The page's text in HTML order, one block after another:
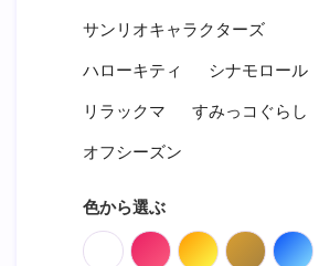
サンリオキャラクターズ
ハローキティ
シナモロール
リラックマ
すみっコぐらし
オフシーズン
色から選ぶ